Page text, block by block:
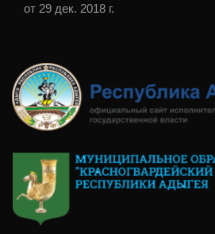
от 29 дек. 2018 г.